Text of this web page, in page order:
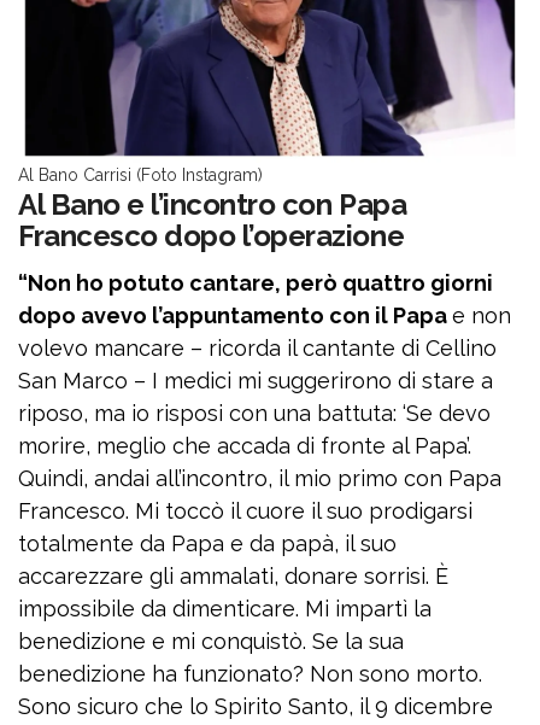
Al Bano Carrisi (Foto Instagram)
Al Bano e l’incontro con Papa
Francesco dopo l’operazione
“Non ho potuto cantare, però quattro giorni
dopo avevo l’appuntamento con il Papae non
volevo mancare – ricorda il cantante di Cellino
San Marco – I medici mi suggerirono di stare a
riposo, ma io risposi con una battuta: ‘Se devo
morire, meglio che accada di fronte al Papa’.
Quindi, andai all’incontro, il mio primo con Papa
Francesco. Mi toccò il cuore il suo prodigarsi
totalmente da Papa e da papà, il suo
accarezzare gli ammalati, donare sorrisi. È
impossibile da dimenticare. Mi impartì la
benedizione e mi conquistò. Se la sua
benedizione ha funzionato? Non sono morto.
Sono sicuro che lo Spirito Santo, il 9 dicembre